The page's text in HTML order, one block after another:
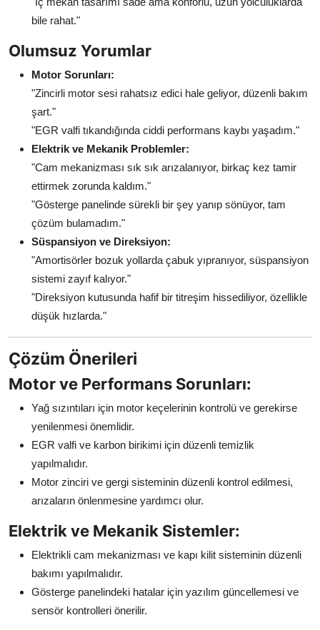
bile rahat."
Olumsuz Yorumlar
Motor Sorunları:
"Zincirli motor sesi rahatsız edici hale geliyor, düzenli bakım
şart."
"EGR valfi tıkandığında ciddi performans kaybı yaşadım."
Elektrik ve Mekanik Problemler:
"Cam mekanizması sık sık arızalanıyor, birkaç kez tamir
ettirmek zorunda kaldım."
"Gösterge panelinde sürekli bir şey yanıp sönüyor, tam
çözüm bulamadım."
Süspansiyon ve Direksiyon:
"Amortisörler bozuk yollarda çabuk yıpranıyor, süspansiyon
sistemi zayıf kalıyor."
"Direksiyon kutusunda hafif bir titreşim hissediliyor, özellikle
düşük hızlarda."
Çözüm Önerileri
Motor ve Performans Sorunları:
Yağ sızıntıları için motor keçelerinin kontrolü ve gerekirse
yenilenmesi önemlidir.
EGR valfi ve karbon birikimi için düzenli temizlik
yapılmalıdır.
Motor zinciri ve gergi sisteminin düzenli kontrol edilmesi,
arızaların önlenmesine yardımcı olur.
Elektrik ve Mekanik Sistemler:
Elektrikli cam mekanizması ve kapı kilit sisteminin düzenli
bakımı yapılmalıdır.
Gösterge panelindeki hatalar için yazılım güncellemesi ve
sensör kontrolleri önerilir.